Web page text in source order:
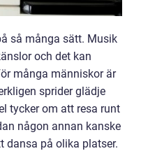
så många sätt. Musik
och det kan
många människor är
sprider glädje
tycker om att resa runt
någon annan kanske
dansa på olika platser.